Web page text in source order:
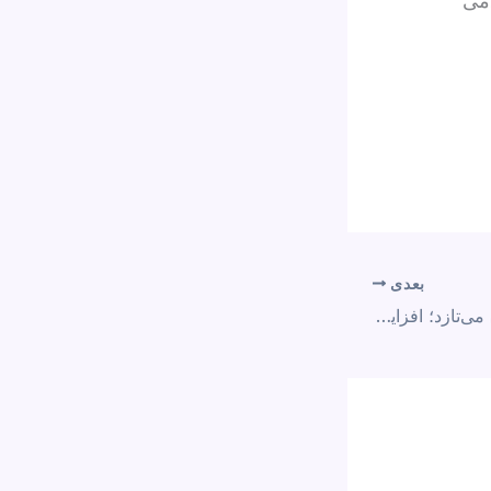
بعدی
گرانی در بازارهای ایران می‌تازد؛ افزایش ۷۰ هزار تومانی قیمت هر کیلو مرغ طی یک هفته!